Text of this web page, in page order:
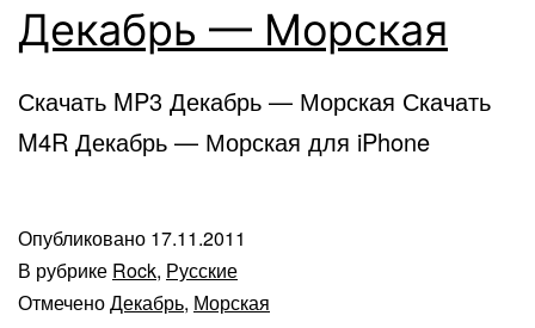
Декабрь — Морская
Скачать MP3 Декабрь — Морская Скачать
M4R Декабрь — Морская для iPhone
Опубликовано 17.11.2011
В рубрике Rock, Русские
ОтмеченоДекабрь, Морская